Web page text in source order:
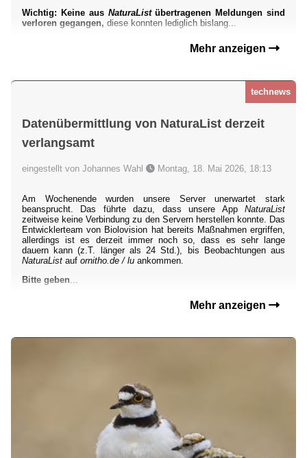
Wichtig: Keine aus NaturaListübertragenen Meldungen sind
verloren gegangen, diese konnten lediglich bislang...
Mehr anzeigen
technews
Datenübermittlung von NaturaList derzeit
verlangsamt
eingestellt von Johannes Wahl Montag, 18. Mai 2026, 18:13
Am Wochenende wurden unsere Server unerwartet stark
beansprucht. Das führte dazu, dass unsere App NaturaList
zeitweise keine Verbindung zu den Servern herstellen konnte. Das
Entwicklerteam von Biolovision hat bereits Maßnahmen ergriffen,
allerdings ist es derzeit immer noch so, dass es sehr lange
dauern kann (z.T. länger als 24 Std.), bis Beobachtungen aus
NaturaList auf ornitho.de / lu ankommen.
Bitte geben
Mehr anzeigen